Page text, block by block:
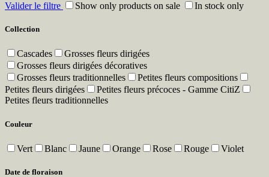
Valider le filtre Show only products on sale In stock only
Collection
Cascades
Grosses fleurs dirigées
Grosses fleurs dirigées décoratives
Grosses fleurs traditionnelles
Petites fleurs compositions
Petites fleurs dirigées
Petites fleurs précoces - Gamme CitiZ
Petites fleurs traditionnelles
Couleur
Vert Blanc Jaune Orange Rose Rouge Violet
Date de floraison